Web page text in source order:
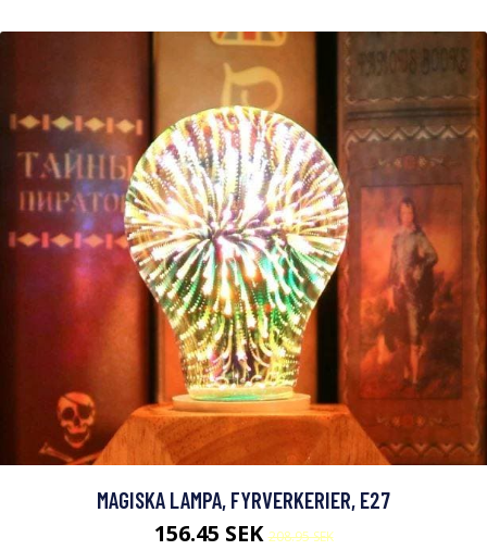
MAGISKA LAMPA, FYRVERKERIER, E27
156.45 SEK208.95 SEK